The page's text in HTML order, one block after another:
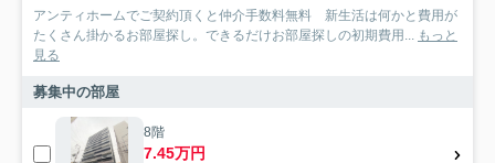
アンティホームでご契約頂くと仲介手数料無料 新生活は何かと費用が
たくさん掛かるお部屋探し。できるだけお部屋探しの初期費用... もっと
見る
募集中の部屋
8階
7.45万円